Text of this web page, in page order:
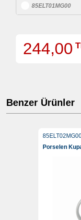
85ELT01MG00
244,00
Benzer Ürünler
Porselen